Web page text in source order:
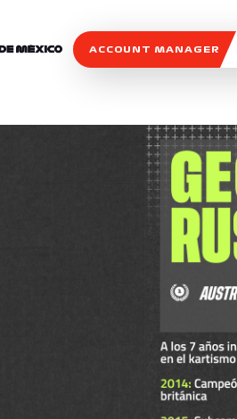
ACCOUNT MANAGER